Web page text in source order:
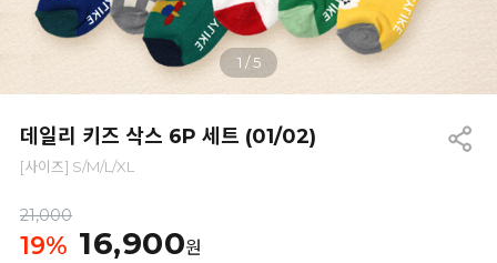
1 /5
데일리 키즈 삭스 6P 세트 (01/02)
[사이즈] S/M/L/XL
21,000
19% 16,900원